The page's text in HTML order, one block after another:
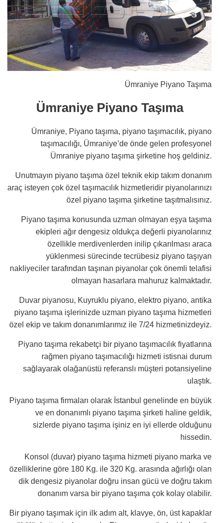
Ümraniye Piyano Taşıma
Ümraniye Piyano Taşıma
Ümraniye, Piyano taşıma, piyano taşımacılık, piyano
taşımacılığı, Ümraniye’de önde gelen profesyonel
Ümraniye piyano taşıma şirketine hoş geldiniz.
Unutmayın piyano taşıma özel teknik ekip takım donanım
araç isteyen çok özel taşımacılık hizmetleridir piyanolarınızı
özel piyano taşıma şirketine taşıtmalısınız.
Piyano taşıma konusunda uzman olmayan eşya taşıma
ekipleri ağır dengesiz oldukça değerli piyanolarınız
özellikle merdivenlerden inilip çıkarılması araca
yüklenmesi sürecinde tecrübesiz piyano taşıyan
nakliyeciler tarafından taşınan piyanolar çok önemli telafisi
olmayan hasarlara mahuruz kalmaktadır.
Duvar piyanosu, Kuyruklu piyano, elektro piyano, antika
piyano taşıma işlerinizde uzman piyano taşıma hizmetleri
özel ekip ve takım donanımlarımız ile 7/24 hizmetinizdeyiz.
Piyano taşıma rekabetçi bir piyano taşımacılık fiyatlarına
rağmen piyano taşımacılığı hizmeti istisnai durum
sağlayarak olağanüstü referanslı müşteri potansiyeline
ulaştık.
Piyano taşıma firmaları olarak İstanbul genelinde en büyük
ve en donanımlı piyano taşıma şirketi haline geldik,
sizlerde piyano taşıma işiniz en iyi ellerde olduğunu
hissedin.
Konsol (duvar) piyano taşıma hizmeti piyano marka ve
özelliklerine göre 180 Kg. ile 320 Kg. arasında ağırlığı olan
dik dengesiz piyanolar doğru insan gücü ve doğru takım
donanım varsa bir piyano taşıma çok kolay olabilir.
Bir piyano taşımak için ilk adım alt, klavye, ön, üst kapaklar